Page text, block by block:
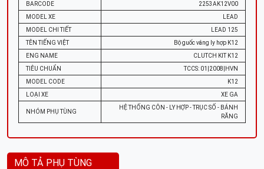
BARCODE
2253AK12V00
MODEL XE
LEAD
MODEL CHI TIẾT
LEAD 125
TÊN TIẾNG VIỆT
Bộ guốc văng ly hợp K12
ENG NAME
CLUTCH KIT K12
TIÊU CHUẨN
TCCS: 01|2008|HVN
MODEL CODE
K12
LOẠI XE
XE GA
NHÓM PHỤ TÙNG
HỆ THỐNG CÔN - LY HỢP - TRỤC SỐ - BÁNH
RĂNG
MÔ TẢ PHỤ TÙNG